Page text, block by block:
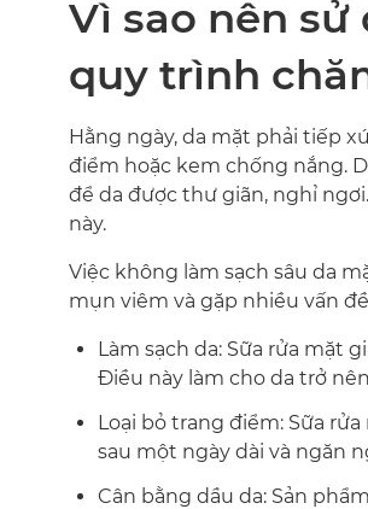
Vì sao nên
quy trình
Hằng ngày, da mặt phải tiếp
điểm hoặc kem chống nắng.
để da được thư giãn, nghỉ
này.
Việc không làm sạch sâu da
mụn viêm và gặp nhiều vấn
Làm sạch da: Sữa rửa mặt
Điều này làm cho da trở
Loại bỏ trang điểm: Sữa
sau một ngày dài và ngăn
Cân bằng dầu da: Sản